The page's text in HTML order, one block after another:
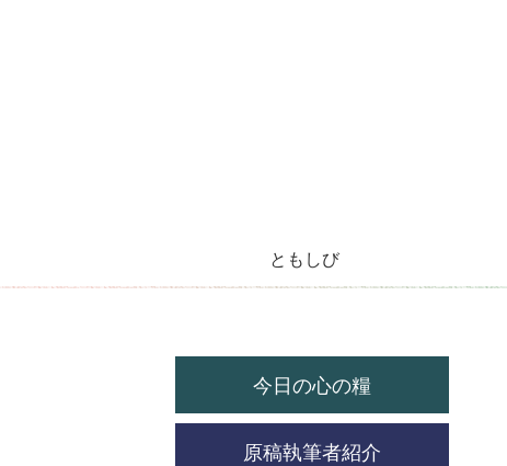
ともしび
今日の心の糧
原稿執筆者紹介